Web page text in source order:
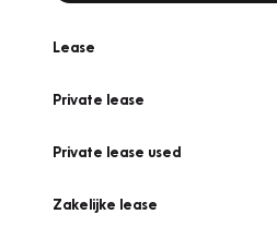
Lease
Private lease
Private lease used
Zakelijke lease